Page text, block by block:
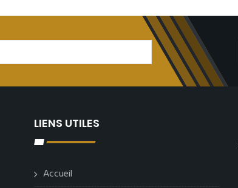
LIENS UTILES
Accueil